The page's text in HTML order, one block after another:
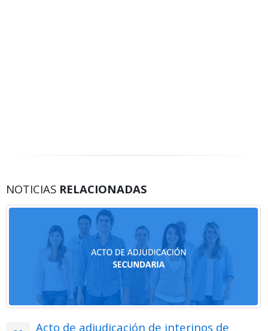
NOTICIAS RELACIONADAS
Acto de adjudicación de interinos de